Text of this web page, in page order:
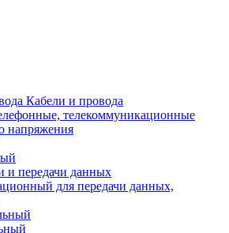
Кабели и провода
телекоммуникационные
напряжения
и передачи данных
для передачи данных,